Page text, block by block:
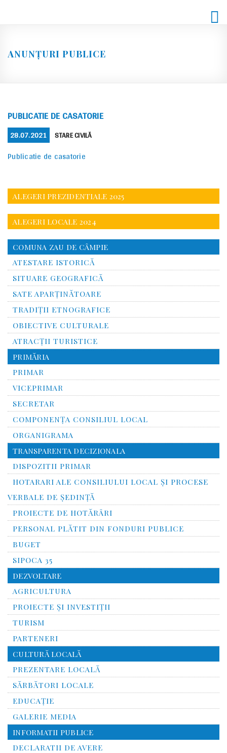
ANUNȚURI PUBLICE
PUBLICATIE DE CASATORIE
POSTED
ON
28.07.2021 CATEGORIES
STARE CIVILĂ
Publicatie de casatorie
ALEGERI PREZIDENTIALE 2025
ALEGERI LOCALE 2024
COMUNA ZAU DE CÂMPIE
ATESTARE ISTORICĂ
SITUARE GEOGRAFICĂ
SATE APARȚINĂTOARE
TRADIȚII ETNOGRAFICE
OBIECTIVE CULTURALE
ATRACȚII TURISTICE
PRIMĂRIA
PRIMAR
VICEPRIMAR
SECRETAR
COMPONENȚA CONSILIUL LOCAL
ORGANIGRAMA
TRANSPARENTA DECIZIONALA
DISPOZITII PRIMAR
HOTARARI ALE CONSILIULUI LOCAL ȘI PROCESE
VERBALE DE ȘEDINȚĂ
PROIECTE DE HOTĂRÂRI
PERSONAL PLĂTIT DIN FONDURI PUBLICE
BUGET
SIPOCA 35
DEZVOLTARE
AGRICULTURA
PROIECTE ȘI INVESTIȚII
TURISM
PARTENERI
CULTURĂ LOCALĂ
PREZENTARE LOCALĂ
SĂRBĂTORI LOCALE
EDUCAȚIE
GALERIE MEDIA
INFORMATII PUBLICE
DECLARATII DE AVERE